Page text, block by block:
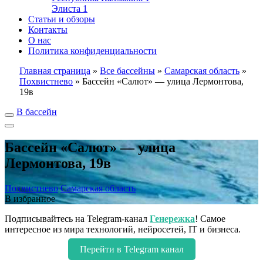
Элиста 1
Статьи и обзоры
Контакты
О нас
Политика конфиденциальности
Главная страница » Все бассейны » Самарская область »
Похвистнево » Бассейн «Салют» — улица Лермонтова,
19в
В бассейн
Бассейн «Салют» — улица
Лермонтова, 19в
Похвистнево Самарская область
В избранное
Подписывайтесь на Telegram-канал Генережка! Самое
интересное из мира технологий, нейросетей, IT и бизнеса.
Перейти в Telegram канал